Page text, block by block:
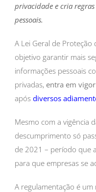
privacidade e cria
pessoais.
A Lei Geral de Proteção
objetivo garantir mais
informações pessoais
privadas, entra em
após diversos
Mesmo com a vigência
descumprimento só
de 2021 – período que
para que empresas se
A regulamentação é